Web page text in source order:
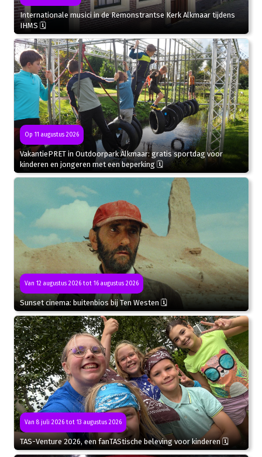
Internationale musici in de Remonstrantse Kerk Alkmaar tijdens
IHMS 🗓
Op 11 augustus 2026
VakantiePRET in Outdoorpark Alkmaar: gratis sportdag voor
kinderen en jongeren met een beperking 🗓
Van 12 augustus 2026 tot 16 augustus 2026
Sunset cinema: buitenbios bij Ten Westen 🗓
Van 8 juli 2026 tot 13 augustus 2026
TAS-Venture 2026, een fanTAStische beleving voor kinderen 🗓